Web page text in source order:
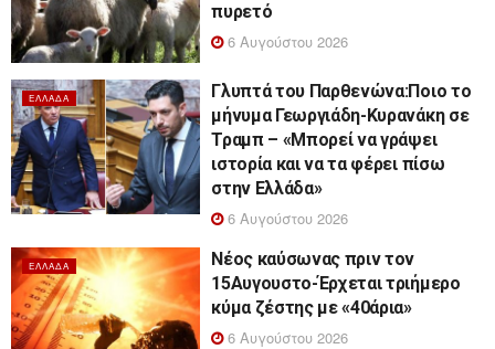
πυρετό
6 Αυγούστου 2026
ΕΛΛΆΔΑ
Γλυπτά του Παρθενώνα:Ποιο το
μήνυμα Γεωργιάδη-Κυρανάκη σε
Τραμπ – «Μπορεί να γράψει
ιστορία και να τα φέρει πίσω
στην Ελλάδα»
6 Αυγούστου 2026
ΕΛΛΆΔΑ
Νέος καύσωνας πριν τον
15Αυγουστο-Έρχεται τριήμερο
κύμα ζέστης με «40άρια»
6 Αυγούστου 2026